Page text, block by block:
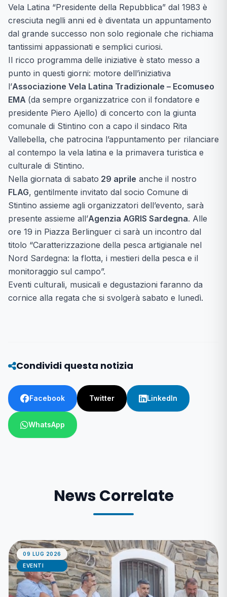
Vela Latina “Presidente della Repubblica” dal 1983 è
cresciuta neglli anni ed è diventata un appuntamento
dal grande successo non solo regionale che richiama
tantissimi appassionati e semplici curiosi.
Il ricco programma delle iniziative è stato messo a
punto in questi giorni: motore dell’iniziativa
l’Associazione Vela Latina Tradizionale – Ecomuseo
EMA (da sempre organizzatrice con il fondatore e
presidente Piero Ajello) di concerto con la giunta
comunale di Stintino con a capo il sindaco Rita
Vallebella, che patrocina l’appuntamento per rilanciare
al contempo la vela latina e la primavera turistica e
culturale di Stintino.
Nella giornata di sabato 29 aprile anche il nostro
FLAG, gentilmente invitato dal socio Comune di
Stintino assieme agli organizzatori dell’evento, sarà
presente assieme all’Agenzia AGRIS Sardegna. Alle
ore 19 in Piazza Berlinguer ci sarà un incontro dal
titolo “Caratterizzazione della pesca artigianale nel
Nord Sardegna: la flotta, i mestieri della pesca e il
monitoraggio sul campo”.
Eventi culturali, musicali e degustazioni faranno da
cornice alla regata che si svolgerà sabato e lunedì.
Condividi questa notizia
Facebook Twitter LinkedIn
WhatsApp
News Correlate
09 LUG 2026
EVENTI